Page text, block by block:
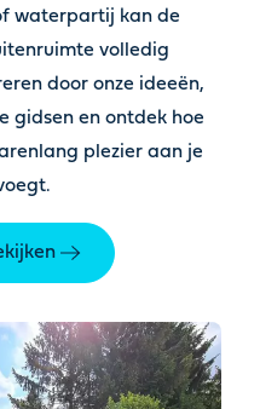
waterpartij kan de
volledig
door onze ideeën,
gidsen en ontdek hoe
plezier aan je
.